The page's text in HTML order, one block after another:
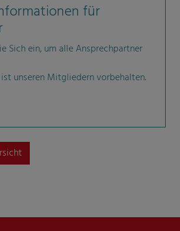
für
Sich ein, um alle Ansprechpartner
unseren Mitgliedern vorbehalten.